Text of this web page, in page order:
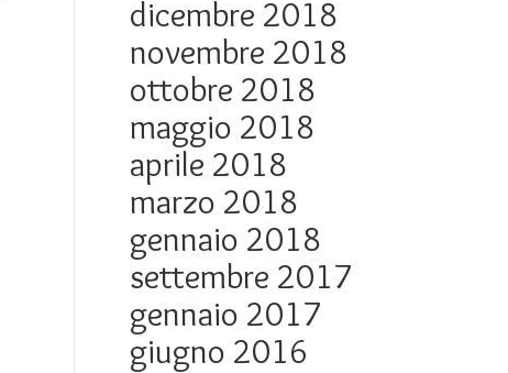
dicembre 2018
novembre 2018
ottobre 2018
maggio 2018
aprile 2018
marzo 2018
gennaio 2018
settembre 2017
gennaio 2017
giugno 2016